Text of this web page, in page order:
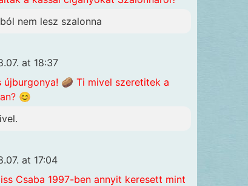
nem lesz szalonna
at 18:37
újburgonya! 🥔 Ti mivel szeretitek a
😊
at 17:04
Csaba 1997-ben annyit keresett mint